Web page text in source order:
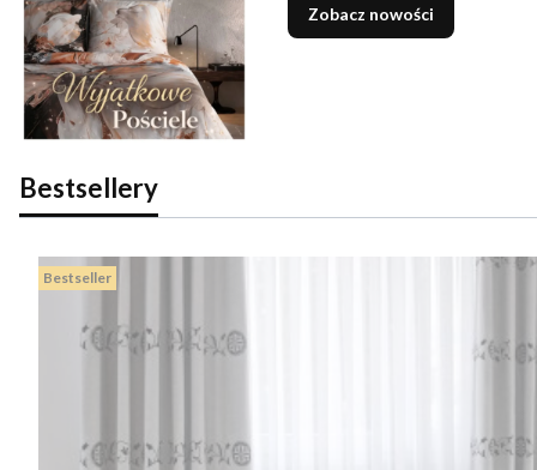
Zobacz nowości
Bestsellery
Bestseller